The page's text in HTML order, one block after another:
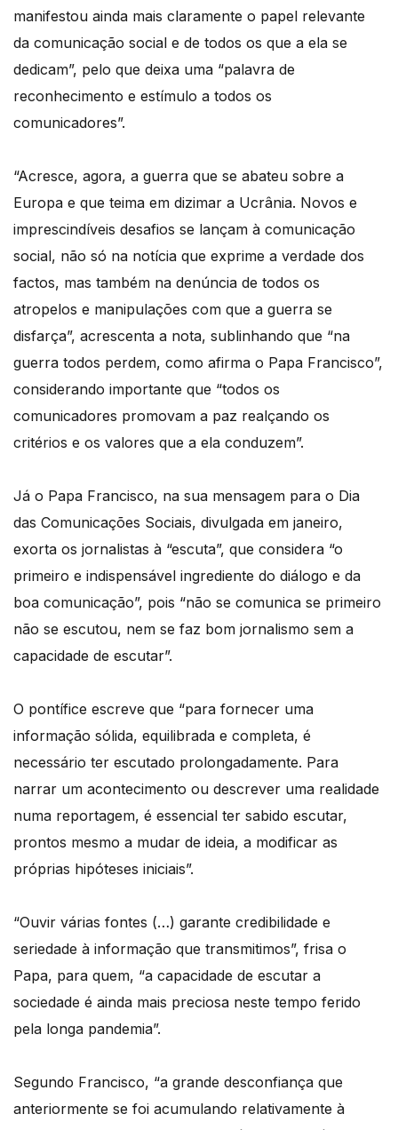
manifestou ainda mais claramente o papel relevante
da comunicação social e de todos os que a ela se
dedicam”, pelo que deixa uma “palavra de
reconhecimento e estímulo a todos os
comunicadores”.
“Acresce, agora, a guerra que se abateu sobre a
Europa e que teima em dizimar a Ucrânia. Novos e
imprescindíveis desafios se lançam à comunicação
social, não só na notícia que exprime a verdade dos
factos, mas também na denúncia de todos os
atropelos e manipulações com que a guerra se
disfarça”, acrescenta a nota, sublinhando que “na
guerra todos perdem, como afirma o Papa Francisco”,
considerando importante que “todos os
comunicadores promovam a paz realçando os
critérios e os valores que a ela conduzem”.
Já o Papa Francisco, na sua mensagem para o Dia
das Comunicações Sociais, divulgada em janeiro,
exorta os jornalistas à “escuta”, que considera “o
primeiro e indispensável ingrediente do diálogo e da
boa comunicação”, pois “não se comunica se primeiro
não se escutou, nem se faz bom jornalismo sem a
capacidade de escutar”.
O pontífice escreve que “para fornecer uma
informação sólida, equilibrada e completa, é
necessário ter escutado prolongadamente. Para
narrar um acontecimento ou descrever uma realidade
numa reportagem, é essencial ter sabido escutar,
prontos mesmo a mudar de ideia, a modificar as
próprias hipóteses iniciais”.
“Ouvir várias fontes (…) garante credibilidade e
seriedade à informação que transmitimos”, frisa o
Papa, para quem, “a capacidade de escutar a
sociedade é ainda mais preciosa neste tempo ferido
pela longa pandemia”.
Segundo Francisco, “a grande desconfiança que
anteriormente se foi acumulando relativamente à